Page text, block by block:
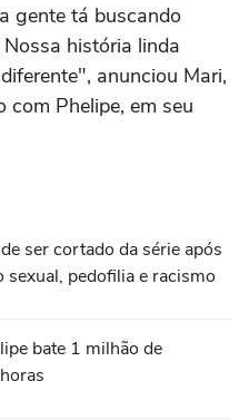
gente tá buscando
história linda
anunciou Mari,
Phelipe, em seu
ser cortado da série após
sexual, pedofilia e racismo
bate 1 milhão de